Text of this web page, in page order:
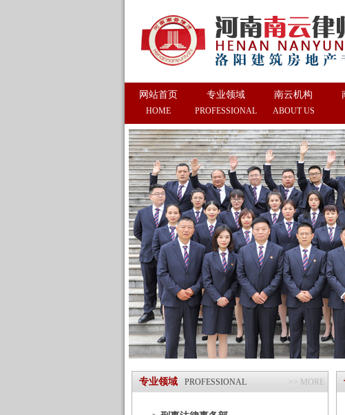
网站首页
HOME
专业领域
PROFESSIONAL
南云机构
ABOUT US
专业领域 PROFESSIONAL >> MORE